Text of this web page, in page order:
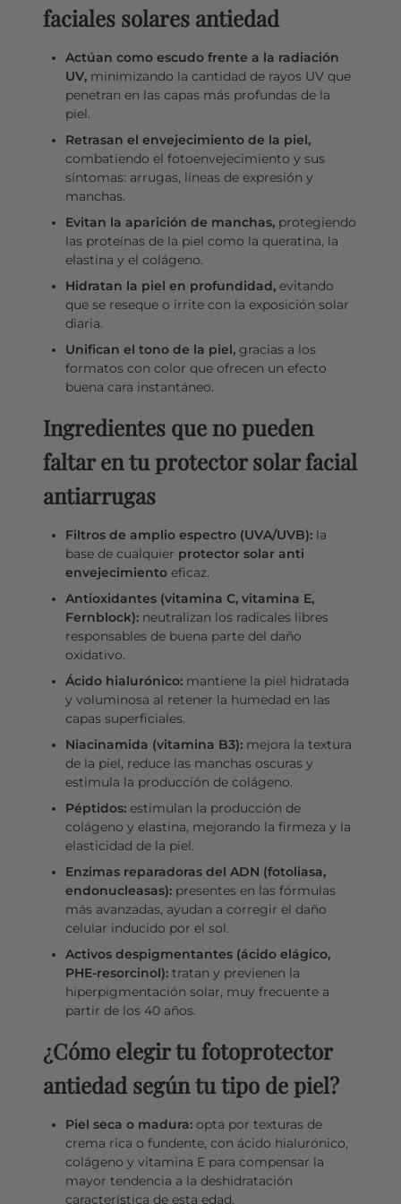
faciales solares antiedad
Actúan como escudo frente a la radiación
UV,minimizando la cantidad de rayos UV que
penetran en las capas más profundas de la
piel.
Retrasan el envejecimiento de la piel,
combatiendo el fotoenvejecimiento y sus
síntomas: arrugas, líneas de expresión y
manchas.
Evitan la aparición de manchas,protegiendo
las proteínas de la piel como la queratina, la
elastina y el colágeno.
Hidratan la piel en profundidad,evitando
que se reseque o irrite con la exposición solar
diaria.
Unifican el tono de la piel,gracias a los
formatos con color que ofrecen un efecto
buena cara instantáneo.
Ingredientes que no pueden
faltar en tu protector solar facial
antiarrugas
Filtros de amplio espectro (UVA/UVB):la
base de cualquier protector solar anti
envejecimientoeficaz.
Antioxidantes (vitamina C, vitamina E,
Fernblock):neutralizan los radicales libres
responsables de buena parte del daño
oxidativo.
Ácido hialurónico:mantiene la piel hidratada
y voluminosa al retener la humedad en las
capas superficiales.
Niacinamida (vitamina B3):mejora la textura
de la piel, reduce las manchas oscuras y
estimula la producción de colágeno.
Péptidos:estimulan la producción de
colágeno y elastina, mejorando la firmeza y la
elasticidad de la piel.
Enzimas reparadoras del ADN (fotoliasa,
endonucleasas):presentes en las fórmulas
más avanzadas, ayudan a corregir el daño
celular inducido por el sol.
Activos despigmentantes (ácido elágico,
PHE-resorcinol):tratan y previenen la
hiperpigmentación solar, muy frecuente a
partir de los 40 años.
¿Cómo elegir tu fotoprotector
antiedad según tu tipo de piel?
Piel seca o madura:opta por texturas de
crema rica o fundente, con ácido hialurónico,
colágeno y vitamina E para compensar la
mayor tendencia a la deshidratación
característica de esta edad.